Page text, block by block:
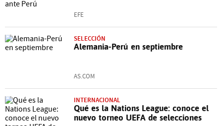
EFE
SELECCIÓN
Alemania-Perú en septiembre
AS.COM
INTERNACIONAL
Qué es la Nations League: conoce el
nuevo torneo UEFA de selecciones